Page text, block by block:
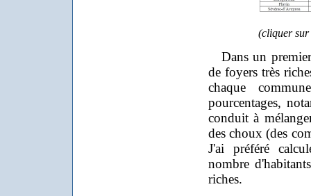
(cliquer
Dans un
de foyers très
chaque
pourcentages,
conduit à
des choux (des
J'ai préféré
nombre
riches.